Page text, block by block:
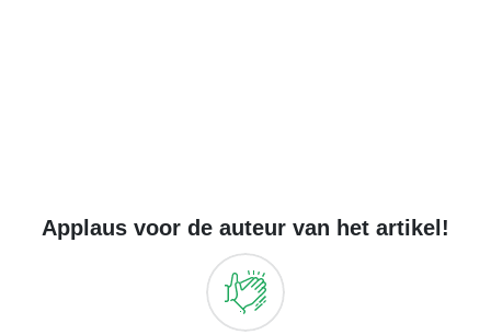
Applaus voor de auteur van het artikel!